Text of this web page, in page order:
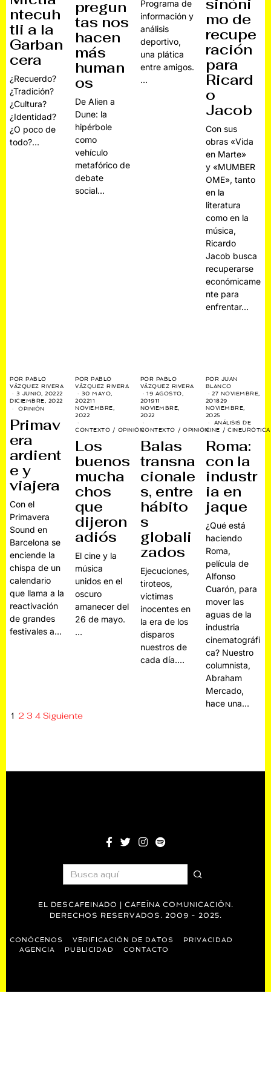
ntecuh
tli a la
Garban
cera
¿Recuerdo?
¿Tradición?
¿Cultura?
¿Identidad?
¿O poco de
todo?…
pregun
tas nos
hacen
más
human
os
De Alien a
Dune: la
hipérbole
como
vehículo
metafórico de
debate
social…
Programa de
información y
análisis
deportivo,
una plática
entre amigos.
…
sinóni
mo de
recupe
ración
para
Ricard
o
Jacob
Con sus
obras «Vida
en Marte»
y «MUMBER
OME», tanto
en la
literatura
como en la
música,
Ricardo
Jacob busca
recuperarse
económicame
nte para
enfrentar…
PORPABLO
VÁZQUEZ RIVERA
3 JUNIO, 20222
DICIEMBRE, 2022
OPINIÓN
Primav
era
ardient
e y
viajera
Con el
Primavera
Sound en
Barcelona se
enciende la
chispa de un
calendario
que llama a la
reactivación
de grandes
festivales a…
PORPABLO
VÁZQUEZ RIVERA
30 MAYO,
202211
NOVIEMBRE,
2022
CONTEXTO / OPINIÓN
Los
buenos
mucha
chos
que
dijeron
adiós
El cine y la
música
unidos en el
oscuro
amanecer del
26 de mayo.
…
POR PABLO
VÁZQUEZ RIVERA
19 AGOSTO,
201911
NOVIEMBRE,
2022
CONTEXTO / OPINIÓN
Balas
transna
cionale
s, entre
hábito
s
globali
zados
Ejecuciones,
tiroteos,
víctimas
inocentes en
la era de los
disparos
nuestros de
cada día.…
POR JUAN
BLANCO
27 NOVIEMBRE,
201829
NOVIEMBRE,
2025
ANÁLISIS DE
CINE / CINEURÓTICA
Roma:
con la
industr
ia en
jaque
¿Qué está
haciendo
Roma,
película de
Alfonso
Cuarón, para
mover las
aguas de la
industria
cinematográfi
ca? Nuestro
columnista,
Abraham
Mercado,
hace una…
1 2 3 4 Siguiente
EL DESCAFEINADO | CAFEÍNA COMUNICACIÓN.
DERECHOS RESERVADOS. 2009 - 2025.
CONÓCENOS VERIFICACIÓN DE DATOS
PRIVACIDAD
AGENCIA
PUBLICIDAD CONTACTO